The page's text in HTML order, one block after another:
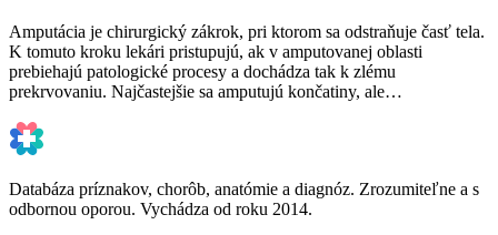
Amputácia je chirurgický zákrok, pri ktorom sa odstraňuje časť tela.
K tomuto kroku lekári pristupujú, ak v amputovanej oblasti
prebiehajú patologické procesy a dochádza tak k zlému
prekrvovaniu. Najčastejšie sa amputujú končatiny, ale…
Databáza príznakov, chorôb, anatómie a diagnóz. Zrozumiteľne a s
odbornou oporou. Vychádza od roku 2014.